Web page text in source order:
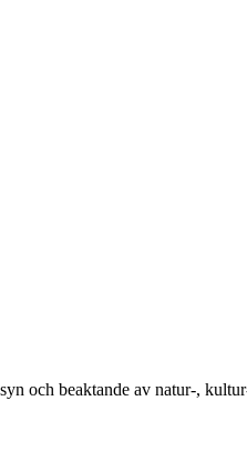
och beaktande av natur-,